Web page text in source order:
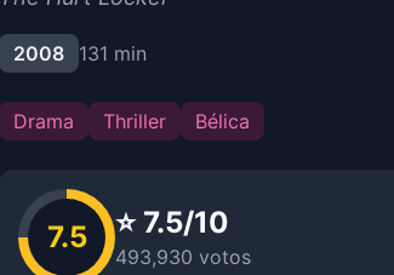
2008 131 min
Drama Thriller Bélica
7.5 ⭐ 7.5/10
493,930 votos